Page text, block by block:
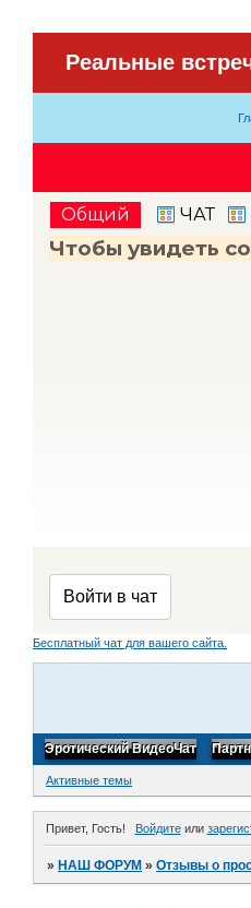
Бесплатный чат для вашего сайта.
Эротический ВидеоЧат
Активные темы
Привет, Гость! Войдитеили
»НАШ ФОРУМ »Отзывы о
ВидеоЧат
Партнерка
Модели
Контакты